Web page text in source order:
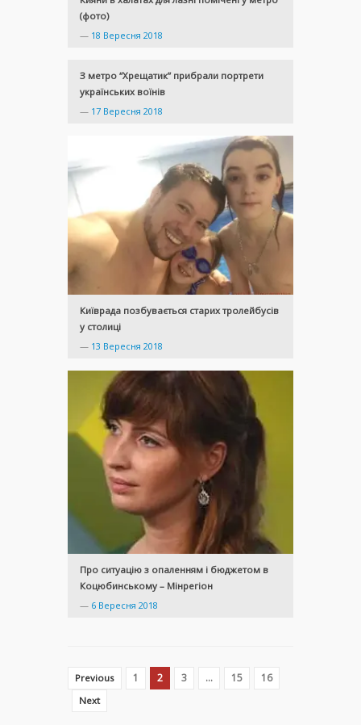
(фото)
— 18 Вересня 2018
З метро “Хрещатик” прибрали портрети
українських воїнів
— 17 Вересня 2018
Київрада позбувається старих тролейбусів
у столиці
— 13 Вересня 2018
Про ситуацію з опаленням і бюджетом в
Коцюбинському – Мінрегіон
— 6 Вересня 2018
Previous 1 2 3 … 15 16
Next